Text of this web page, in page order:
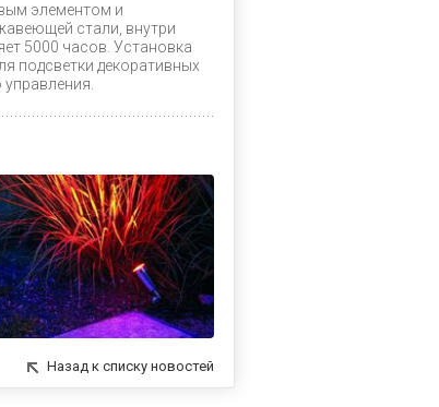
элементом и
стали, внутри
5000 часов. Установка
подсветки декоративных
Назад к списку новостей